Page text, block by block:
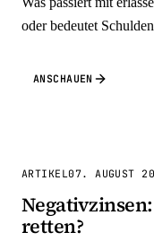
oder bedeutet
ANSCHAUEN
ARTIKEL07. AUGUST
retten?